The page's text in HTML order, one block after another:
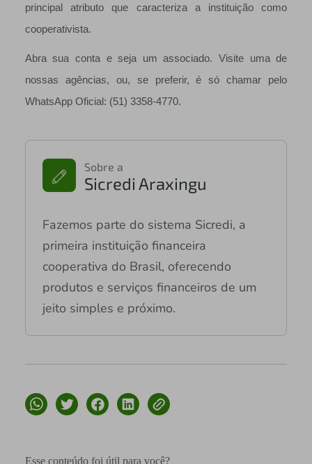
principal atributo que caracteriza a instituição como
cooperativista.
Abra sua conta e seja um associado. Visite uma de
nossas agências, ou, se preferir, é só chamar pelo
WhatsApp Oficial: (51) 3358-4770.
Sobre a
Sicredi Araxingu
Fazemos parte do sistema Sicredi, a
primeira instituição financeira
cooperativa do Brasil, oferecendo
produtos e serviços financeiros de um
jeito simples e próximo.
Esse conteúdo foi útil para você?